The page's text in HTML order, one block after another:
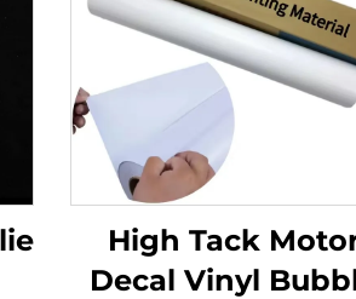
High Tack
Decal Vinyl